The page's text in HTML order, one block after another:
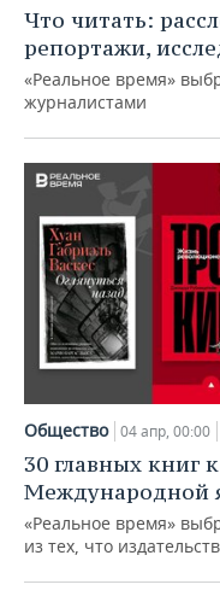
ХОККЕЙ С МЯЧОМ
ПРОИСШЕСТВИЯ
Что читать:
репортажи,
«Реальное время»
журналистами
Общество 04 апр, 00:00
30 главных книг
Международной
«Реальное время»
из тех, что